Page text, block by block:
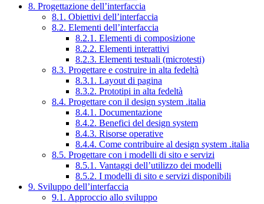
8. Progettazione dell’interfaccia
8.1. Obiettivi dell’interfaccia
8.2. Elementi dell’interfaccia
8.2.1. Elementi di composizione
8.2.2. Elementi interattivi
8.2.3. Elementi testuali (microtesti)
8.3. Progettare e costruire in alta fedeltà
8.3.1. Layout di pagina
8.3.2. Prototipi in alta fedeltà
8.4. Progettare con il design system .italia
8.4.1. Documentazione
8.4.2. Benefici del design system
8.4.3. Risorse operative
8.4.4. Come contribuire al design system .italia
8.5. Progettare con i modelli di sito e servizi
8.5.1. Vantaggi dell’utilizzo dei modelli
8.5.2. I modelli di sito e servizi disponibili
9. Sviluppo dell’interfaccia
9.1. Approccio allo sviluppo